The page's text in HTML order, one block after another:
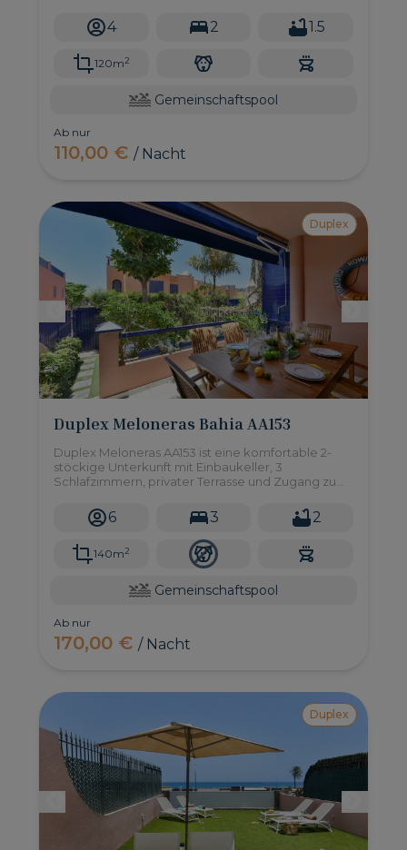
der Insel. 4 2 1.5
120m2
Gemeinschaftspool
Ab nur
110,00 €/ Nacht
Duplex
Duplex Meloneras Bahia AA153
Duplex Meloneras AA153 ist eine komfortable 2-
stöckige Unterkunft mit Einbaukeller, 3
Schlafzimmern, privater Terrasse und Zugang zu
Meloneras, südlich von Gran Canaria.
6 3 2
140m2
Gemeinschaftspool
Ab nur
170,00 €/ Nacht
Duplex